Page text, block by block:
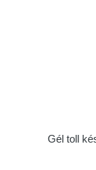
Gél toll